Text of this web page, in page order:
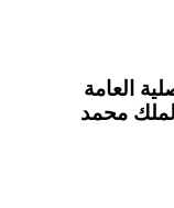
العامة
الـ27 لتربع الملك محمد